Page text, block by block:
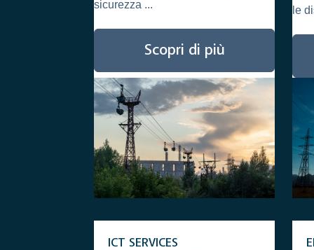
sicurezza ...
Scopri di più
le
ICT SERVICES